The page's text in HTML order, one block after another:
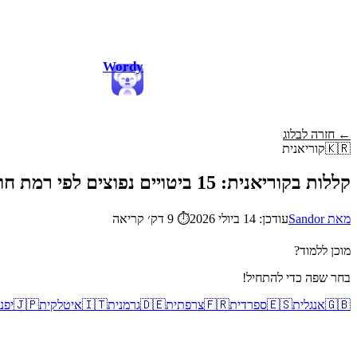
Wordy
← חזרה לבלוג
🇰🇷קוריאנית
קללות בקוריאנית: 15 ביטויים נפוצים לפי רמת חומרה
מאת Sandor עודכן: 14 ביולי 2026 ⏱ 9 דק׳ קריאה
מוכן ללמוד?
בחר שפה כדי להתחיל!
🇬🇧אנגלית🇪🇸ספרדית🇫🇷צרפתית🇩🇪גרמנית🇮🇹איטלקית🇯🇵